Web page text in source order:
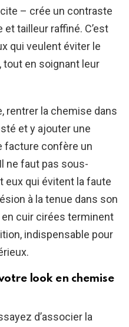
– crée un contraste
tailleur raffiné. C’est
qui veulent éviter le
en soignant leur
rentrer la chemise dans
et y ajouter une
facture confère un
ne faut pas sous-
eux qui évitent la faute
à la tenue dans son
cuir cirées terminent
indispensable pour
look en chemise
d’associer la